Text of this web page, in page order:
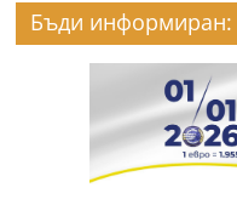
Бъди информиран: